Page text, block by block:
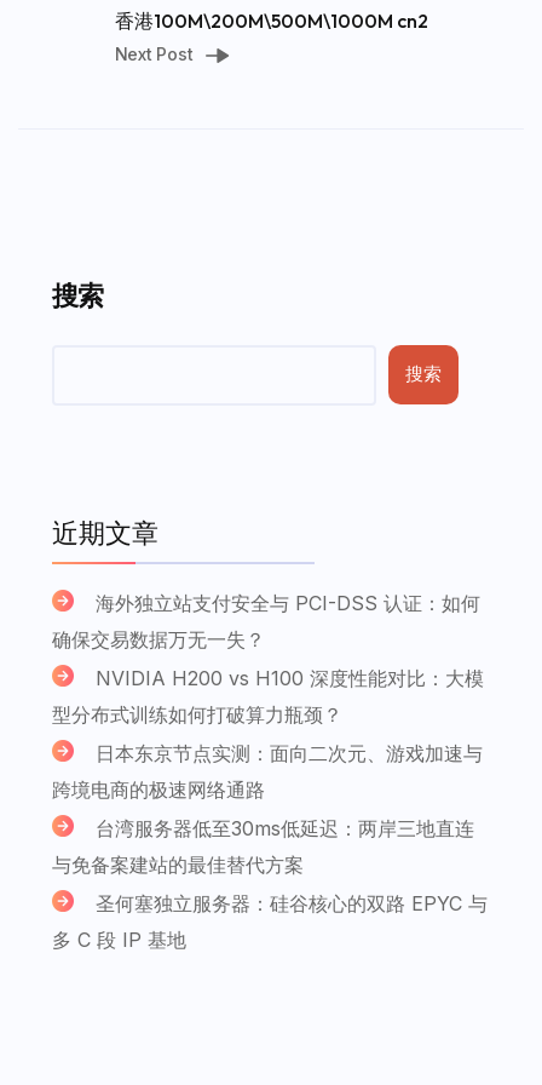
香港100M\200M\500M\1000M cn2
Next Post
搜索
搜索
近期文章
海外独立站支付安全与 PCI-DSS 认证：如何
确保交易数据万无一失？
NVIDIA H200 vs H100 深度性能对比：大模
型分布式训练如何打破算力瓶颈？
日本东京节点实测：面向二次元、游戏加速与
跨境电商的极速网络通路
台湾服务器低至30ms低延迟：两岸三地直连
与免备案建站的最佳替代方案
圣何塞独立服务器：硅谷核心的双路 EPYC 与
多 C 段 IP 基地